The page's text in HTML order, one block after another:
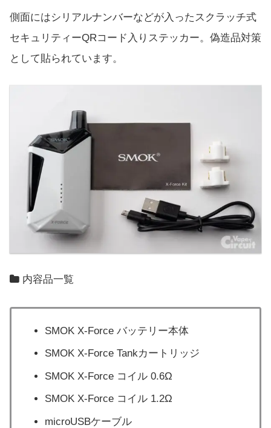
側面にはシリアルナンバーなどが入ったスクラッチ式
セキュリティーQRコード入りステッカー。偽造品対策
として貼られています。
内容品一覧
SMOK X-Force バッテリー本体
SMOK X-Force Tankカートリッジ
SMOK X-Force コイル 0.6Ω
SMOK X-Force コイル 1.2Ω
microUSBケーブル